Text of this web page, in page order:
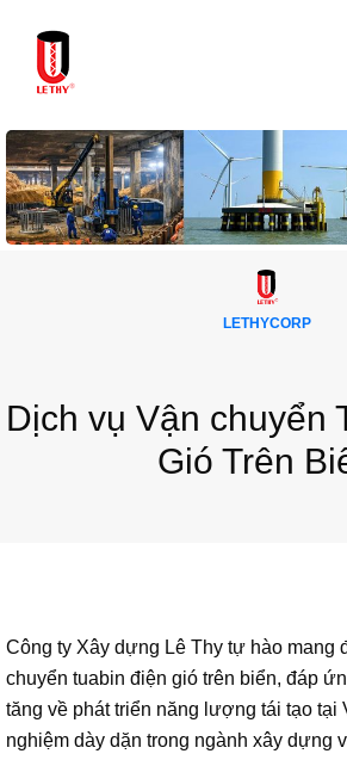
LETHYCORP
Dịch vụ Vận chuyển
Gió Trên
Công ty Xây dựng Lê Thy tự hào mang
chuyển tuabin điện gió trên biển, đáp
tăng về phát triển năng lượng tái tạo tại
nghiệm dày dặn trong ngành xây dựng